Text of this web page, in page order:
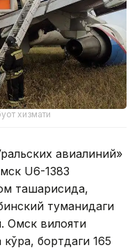
хизмати
авиалиний»
U6-1383
ташқарисида,
туманидаги
Омск вилояти
бортдаги 165